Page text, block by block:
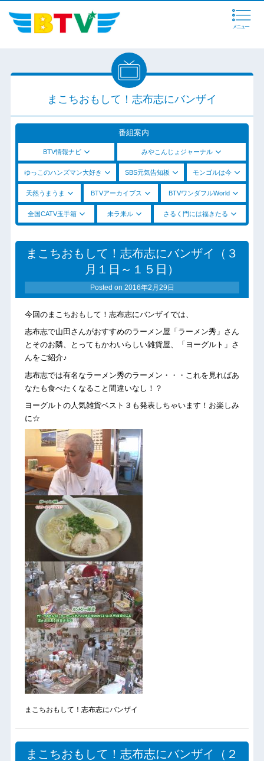
メニュー
まこちおもして！志布志にバンザイ
番組案内
BTV情報ナビ みやこんじょジャーナル
ゆっこのハンズマン大好き SBS元気告知板 モンゴルは今
天然うまうま BTVアーカイブス BTVワンダフルWorld
全国CATV玉手箱 未ラ来ル さるく門には福きたる
まこちおもして！志布志にバンザイ（３
月１日～１５日）
Posted on 2016年2月29日
今回のまこちおもして！志布志にバンザイでは、
志布志で山田さんがおすすめのラーメン屋「ラーメン秀」さん
とそのお隣、とってもかわいらしい雑貨屋、「ヨーグルト」さ
んをご紹介♪
志布志では有名なラーメン秀のラーメン・・・これを見ればあ
なたも食べたくなること間違いなし！？
ヨーグルトの人気雑貨ベスト３も発表しちゃいます！お楽しみ
に☆
まこちおもして！志布志にバンザイ
まこちおもして！志布志にバンザイ（２